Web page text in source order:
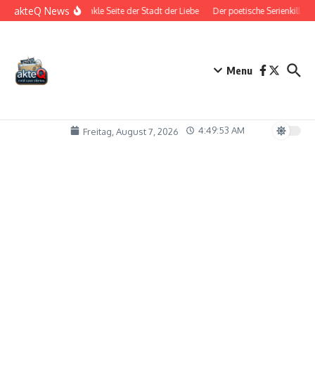
Zum Inhalt springen
akteQ NewsDie dunkle Seite der Stadt der Liebe Der poetische Serienkiller
Menu
Freitag, August 7, 2026 4:49:53 AM